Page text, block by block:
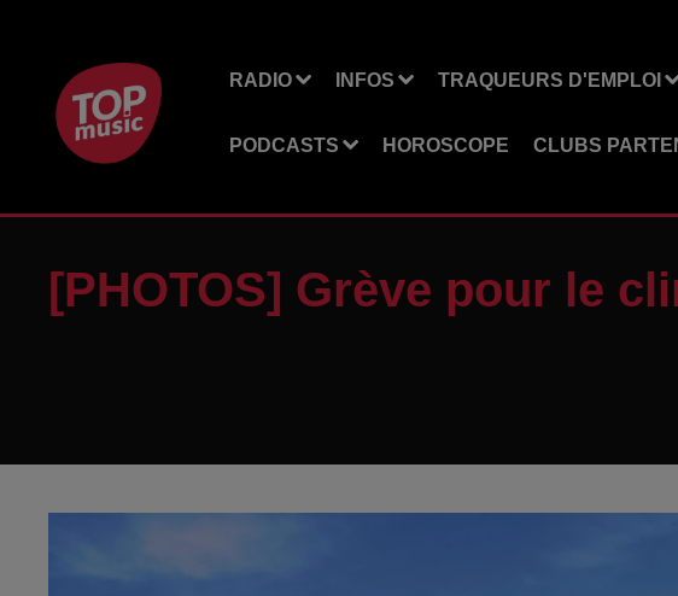
RADIO INFOS TRAQUEURS D'EMPLOI
PODCASTS HOROSCOPE CLUBS
[PHOTOS] Grève pour le